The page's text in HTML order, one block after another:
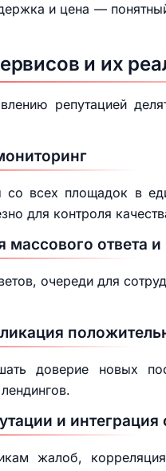
и цена —
и их
репутацией
со всех площадок в
для контроля
массового ответа
очереди для
доверие новых
и интеграция
жалоб,